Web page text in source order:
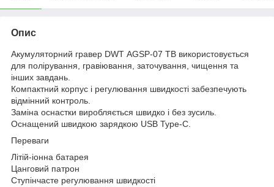
Опис
Акумуляторний гравер DWT AGSP-07 TB використовується
для полірування, гравіювання, заточування, чищення та
інших завдань.
Компактний корпус і регулювання швидкості забезпечують
відмінний контроль.
Заміна оснастки виробляється швидко і без зусиль.
Оснащений швидкою зарядкою USB Type-C.
Переваги
Літій-іонна батарея
Цанговий патрон
Ступінчасте регулювання швидкості